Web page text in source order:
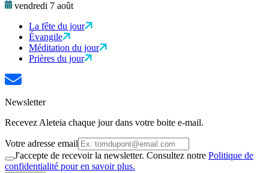
vendredi 7 août
La fête du jour
Évangile
Méditation du jour
Prières du jour
Newsletter
Recevez Aleteia chaque jour dans votre boite e-mail.
Votre adresse email
J'accepte de recevoir la newsletter. Consultez notre Politique de
confidentialité pour en savoir plus.